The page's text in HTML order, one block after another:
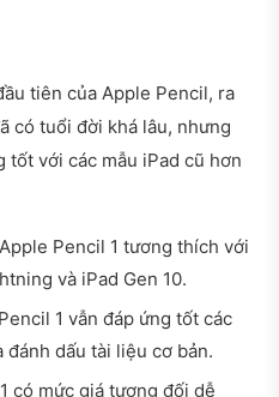
tiên của Apple Pencil, ra
có tuổi đời khá lâu, nhưng
tốt với các mẫu iPad cũ hơn
Apple Pencil 1 tương thích với
và iPad Gen 10.
1 vẫn đáp ứng tốt các
dấu tài liệu cơ bản.
có mức giá tương đối dễ